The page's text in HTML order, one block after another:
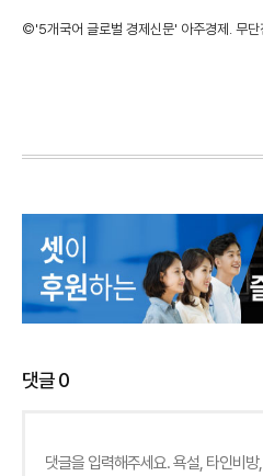
©'5개국어 글로벌 경제신문' 아주경제. 무단
댓글0